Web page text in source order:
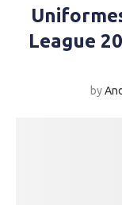
League
by